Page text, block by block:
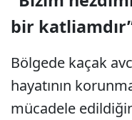
bir
Bölgede kaçak
hayatının
mücadele